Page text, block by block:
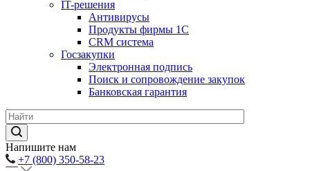
IT-решения
Антивирусы
Продукты фирмы 1C
CRM система
Госзакупки
Электронная подпись
Поиск и сопровождение закупок
Банковская гарантия
Напишите нам
+7 (800) 350-58-23